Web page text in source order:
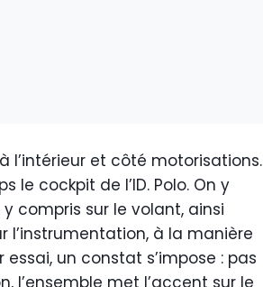
l’intérieur et côté motorisations.
cockpit de l’ID. Polo. On y
y compris sur le volant, ainsi
l’instrumentation, à la manière
un constat s’impose : pas